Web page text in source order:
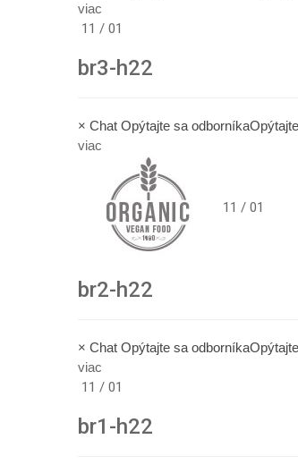
viac
11 / 01
br3-h22
× Chat Opýtajte sa
viac
11 / 01
br2-h22
× Chat Opýtajte sa
viac
11 / 01
br1-h22